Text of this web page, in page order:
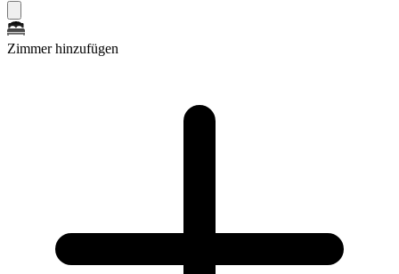
Zimmer hinzufügen